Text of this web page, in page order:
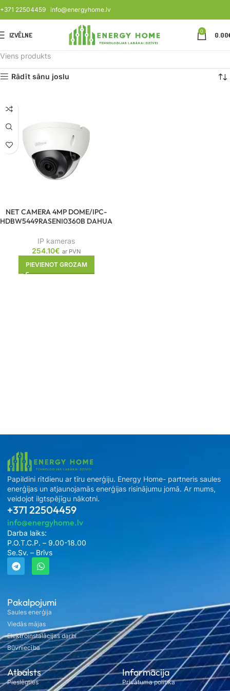
+371 22504459 info@energyhome.lv
IZVĒLNE 0 0.00
Viens produkts
Rādīt sānu joslu
NET CAMERA 4MP DOME/IPC-
HDBW5449RASENI0360B DAHUA
IP kameras
254.10€ ar PVN
PIEVIENOT GROZAM
Pakalpojumi
Saules enerģija
Viedās mājas
Elektroinstalācijas darbi
Būvniecība
Atbalsts
Pieslēgties
Informācija
Privātuma politika
Papildini rītdienu ar tīru enerģiju. Energy Home- partneris saules
enerģijas un atjaunojamās enerģijas risinājumu jomā. Ar mums,
veidojot ilgtspējīgu nākotni.
+371 22504459
info@energyhome.lv
Darba laiks:
P.O.T.C.P. – 9.00-18.00
Se.Sv. – Brīvs